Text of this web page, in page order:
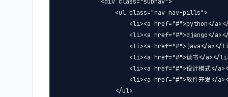
                <ul class="nav nav-pills">
<li><a href="#">python</
<li><a href="#">django</
<li><a href="#">java</a></
<li><a href="#">读书</a></
<li><a href="#">设计模式</
<li><a href="#">软件开发</
                </ul>